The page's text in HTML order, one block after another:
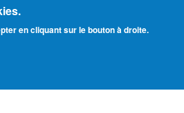
en cliquant sur le bouton à droite.
Chrétienne de France